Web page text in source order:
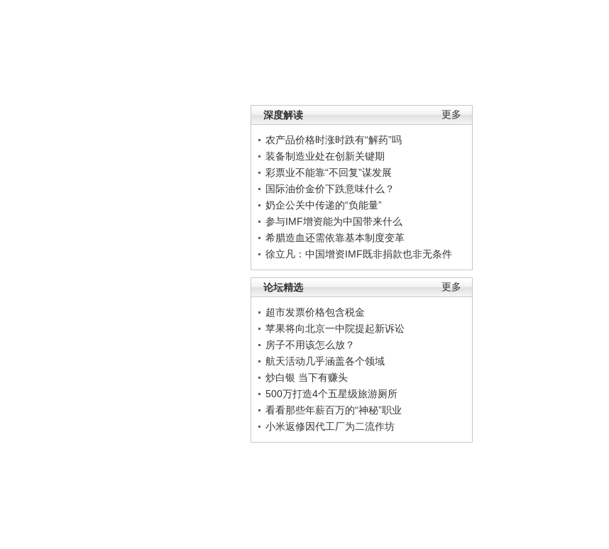
更多
深度解读
农产品价格时涨时跌有“解药”吗
装备制造业处在创新关键期
彩票业不能靠“不回复”谋发展
国际油价金价下跌意味什么？
奶企公关中传递的“负能量”
参与IMF增资能为中国带来什么
希腊造血还需依靠基本制度变革
徐立凡：中国增资IMF既非捐款也非无条件
更多
论坛精选
超市发票价格包含税金
苹果将向北京一中院提起新诉讼
房子不用该怎么放？
航天活动几乎涵盖各个领域
炒白银 当下有赚头
500万打造4个五星级旅游厕所
看看那些年薪百万的“神秘”职业
小米返修因代工厂为二流作坊